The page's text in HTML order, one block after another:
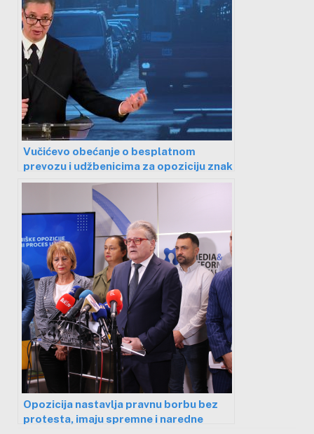
Vučićevo obećanje o besplatnom
prevozu i udžbenicima za opoziciju znak
da je “preplašen” niškim protestom
Opozicija nastavlja pravnu borbu bez
protesta, imaju spremne i naredne